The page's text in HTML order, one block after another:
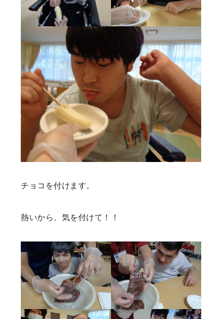
チョコを付けます。
熱いから、気を付けて！！